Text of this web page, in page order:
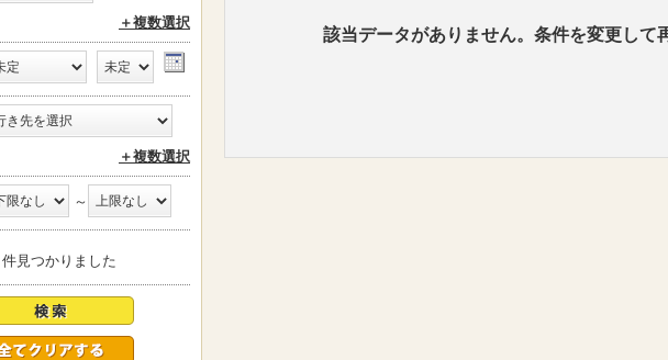
＋複数選択
＋複数選択
～
件見つかりました
該当データがありません。条件を変更して